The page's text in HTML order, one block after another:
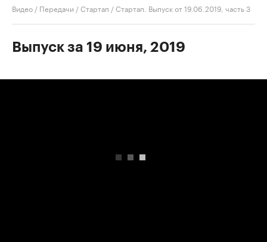
Видео / Передачи /Стартап /Стартап. Выпуск от 19.06.2019, часть 3
Выпуск за 19 июня, 2019